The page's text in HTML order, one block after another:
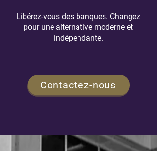
Libérez-vous des banques. Changez
pour une alternative moderne et
indépendante.
Contactez-nous